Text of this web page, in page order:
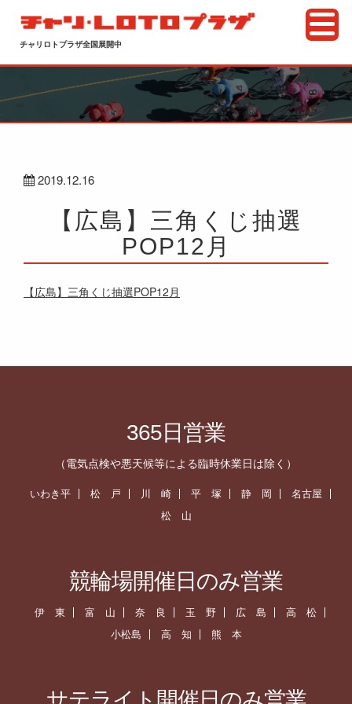
チャリロトプラザ全国展開中
2019.12.16
【広島】三角くじ抽選
POP12月
【広島】三角くじ抽選POP12月
365日営業
（電気点検や悪天候等による臨時休業日は除く）
いわき平 松 戸 川 崎 平 塚 静 岡
名古屋
松 山
競輪場開催日のみ営業
伊 東 富 山 奈 良 玉 野 広 島
高 松
小松島
高 知 熊 本